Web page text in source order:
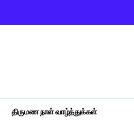
திருமண நாள் வாழ்த்துக்கள்